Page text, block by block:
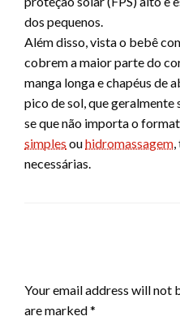
dos pequenos.
Além disso, vista o bebê
cobrem a maior parte do
manga longa e chapéus de
pico de sol, que geralmente
se que não importa o
simples ouhidromassagem,
necessárias.
Your email address will not
are marked*